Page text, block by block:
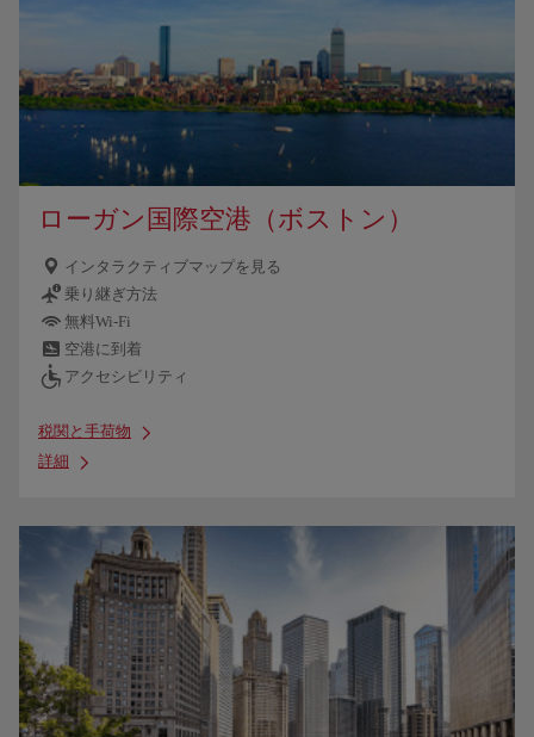
ローガン国際空港（ボストン）
インタラクティブマップを見る
乗り継ぎ方法
無料Wi-Fi
空港に到着
アクセシビリティ
税関と手荷物
詳細